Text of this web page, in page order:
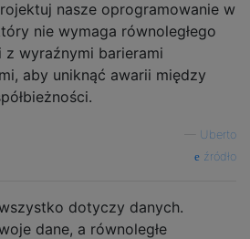
nasze oprogramowanie w
nie wymaga równoległego
z wyraźnymi barierami
aby uniknąć awarii między
Uberto
źródło
dotyczy danych.
dane, a równoległe